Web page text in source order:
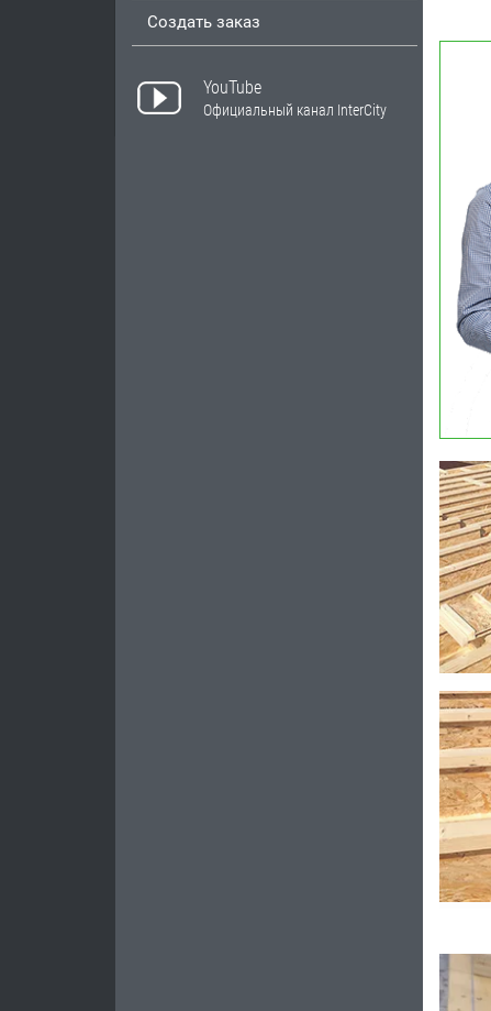
Создать заказ
YouTube
Официальный канал InterCity